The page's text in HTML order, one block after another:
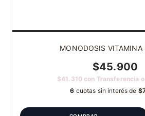
MONODOSIS VITAMINA
$45.900
$41.310con Transferencia
6 cuotas sin interés de